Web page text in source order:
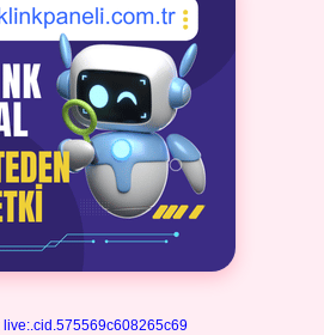
live:.cid.575569c608265c69